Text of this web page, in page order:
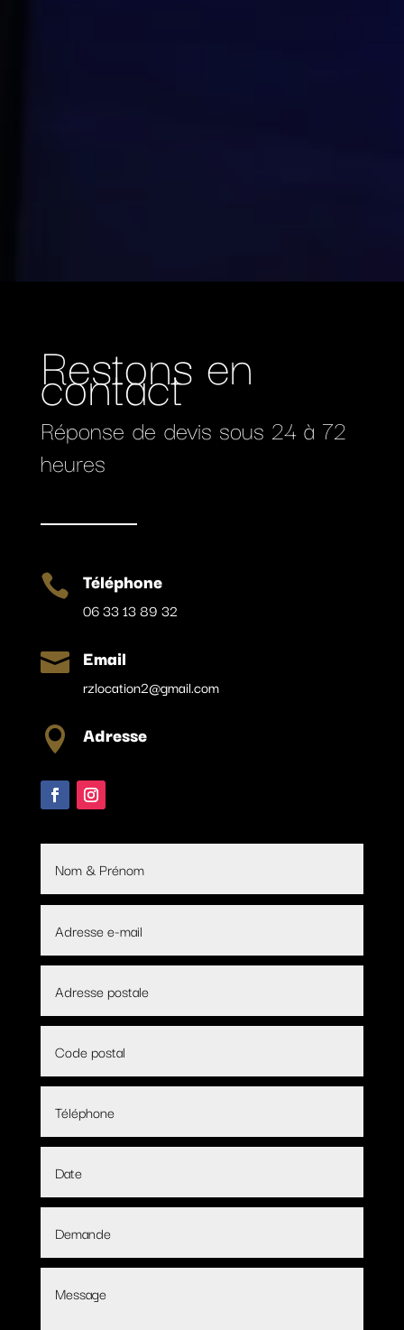
Restons en
contact
Réponse de devis sous 24 à 72
heures
 Téléphone
06 33 13 89 32
 Email
rzlocation2@gmail.com
 Adresse